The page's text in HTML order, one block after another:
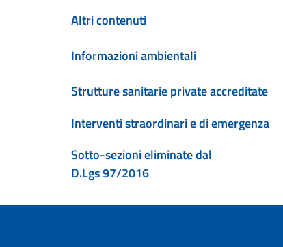
Altri contenuti
Informazioni ambientali
Strutture sanitarie private accreditate
Interventi straordinari e di emergenza
Sotto-sezioni eliminate dal
D.Lgs 97/2016